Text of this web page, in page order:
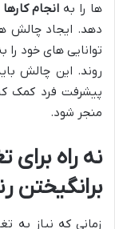
ها را به انجام
دهد. ایجاد چالش
توانایی های خود
روند. این چالش
پیشرفت فرد کمک
منجر شود.
نه راه برای
زمانی که نیاز به